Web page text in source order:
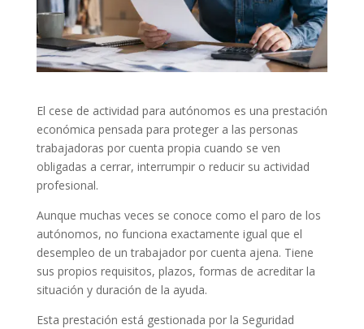
El cese de actividad para autónomos es una prestación
económica pensada para proteger a las personas
trabajadoras por cuenta propia cuando se ven
obligadas a cerrar, interrumpir o reducir su actividad
profesional.
Aunque muchas veces se conoce como el paro de los
autónomos, no funciona exactamente igual que el
desempleo de un trabajador por cuenta ajena. Tiene
sus propios requisitos, plazos, formas de acreditar la
situación y duración de la ayuda.
Esta prestación está gestionada por la Seguridad